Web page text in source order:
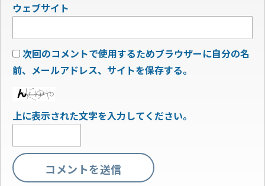
ウェブサイト
次回のコメントで使用するためブラウザーに自分の名
前、メールアドレス、サイトを保存する。
上に表示された文字を入力してください。